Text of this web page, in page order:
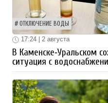
ОТКЛЮЧЕНИЕ ВОДЫ
17:24 | 2 августа
В Каменске‑Уральском
ситуация с